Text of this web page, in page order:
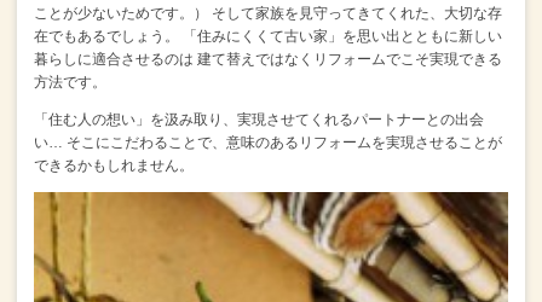
ことが少ないためです。）
そして家族を見守ってきてくれた、大切な存
在でもあるでしょう。
「住みにくくて古い家」を思い出とともに新しい
暮らしに適合させるのは 建て替えではなくリフォームでこそ実現できる
方法です。
「住む人の想い」を汲み取り、実現させてくれるパートナーとの出会
い…
そこにこだわることで、意味のあるリフォームを実現させることが
できるかもしれません。